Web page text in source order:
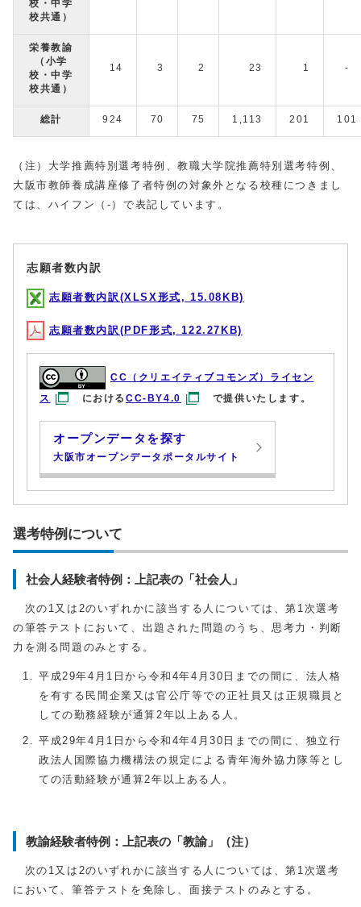
校・中学
校共通）
栄養教諭
（小学
校・中学
校共通）
14 3 2 23 1 -
総計 924 70 75 1,113 201 101
（注）大学推薦特別選考特例、教職大学院推薦特別選考特例、
大阪市教師養成講座修了者特例の対象外となる校種につきまし
ては、ハイフン（-）で表記しています。
志願者数内訳
志願者数内訳(XLSX形式, 15.08KB)
志願者数内訳(PDF形式, 122.27KB)
CC（クリエイティブコモンズ）ライセン
ス
におけるCC-BY4.0 で提供いたします。
オープンデータを探す
大阪市オープンデータポータルサイト
選考特例について
社会人経験者特例：上記表の「社会人」
次の1又は2のいずれかに該当する人については、第1次選考
の筆答テストにおいて、出題された問題のうち、思考力・判断
力を測る問題のみとする。
平成29年4月1日から令和4年4月30日までの間に、法人格
を有する民間企業又は官公庁等での正社員又は正規職員と
しての勤務経験が通算2年以上ある人。
平成29年4月1日から令和4年4月30日までの間に、独立行
政法人国際協力機構法の規定による青年海外協力隊等とし
ての活動経験が通算2年以上ある人。
教諭経験者特例：上記表の「教諭」（注）
次の1又は2のいずれかに該当する人については、第1次選考
において、筆答テストを免除し、面接テストのみとする。